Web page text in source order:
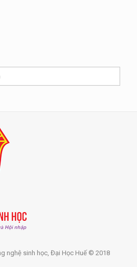
nghệ sinh học, Đại Học Huế © 2018